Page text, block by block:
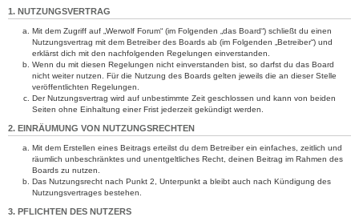
1. NUTZUNGSVERTRAG
Mit dem Zugriff auf „Werwolf Forum“ (im Folgenden „das Board“) schließt du einen
Nutzungsvertrag mit dem Betreiber des Boards ab (im Folgenden „Betreiber“) und
erklärst dich mit den nachfolgenden Regelungen einverstanden.
Wenn du mit diesen Regelungen nicht einverstanden bist, so darfst du das Board
nicht weiter nutzen. Für die Nutzung des Boards gelten jeweils die an dieser Stelle
veröffentlichten Regelungen.
Der Nutzungsvertrag wird auf unbestimmte Zeit geschlossen und kann von beiden
Seiten ohne Einhaltung einer Frist jederzeit gekündigt werden.
2. EINRÄUMUNG VON NUTZUNGSRECHTEN
Mit dem Erstellen eines Beitrags erteilst du dem Betreiber ein einfaches, zeitlich und
räumlich unbeschränktes und unentgeltliches Recht, deinen Beitrag im Rahmen des
Boards zu nutzen.
Das Nutzungsrecht nach Punkt 2, Unterpunkt a bleibt auch nach Kündigung des
Nutzungsvertrages bestehen.
3. PFLICHTEN DES NUTZERS